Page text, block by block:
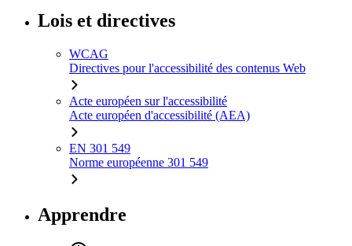
Lois et directives
WCAG
Directives pour l'accessibilité des contenus Web
Acte européen sur l'accessibilité
Acte européen d'accessibilité (AEA)
EN 301 549
Norme européenne 301 549
Apprendre